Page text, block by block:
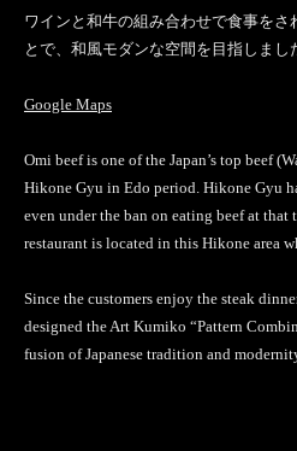
ワインと和牛の組み合わせで食事をさ
とで、和風モダンな空間を目指しまし
Google Maps
Omi beef is one of the Japan’s top beef
Hikone Gyu in Edo period. Hikone Gyu
even under the ban on eating beef at that
restaurant is located in this Hikone area
Since the customers enjoy the steak
designed the Art Kumiko “Pattern
fusion of Japanese tradition and